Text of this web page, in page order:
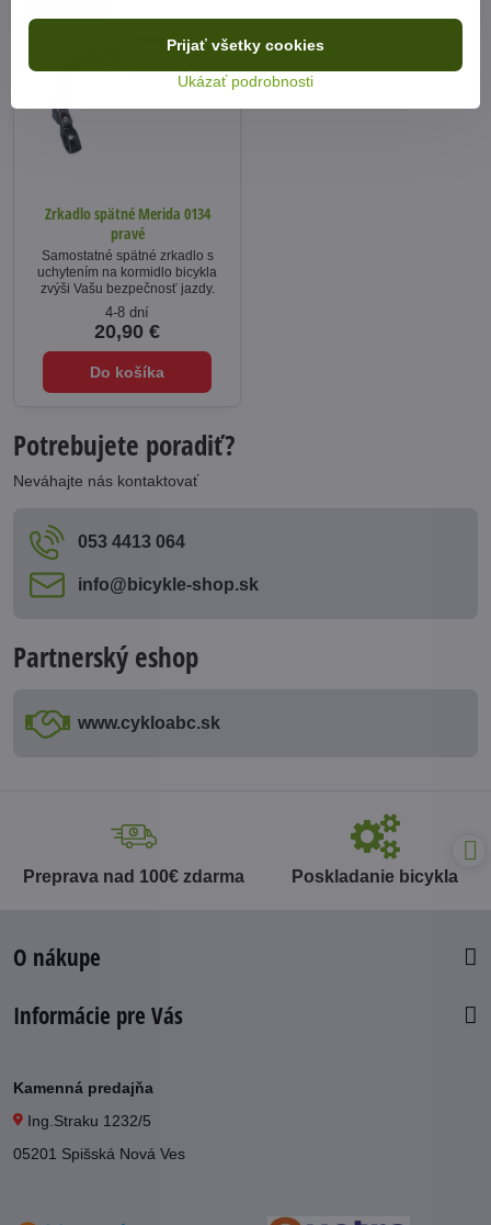
Zrkadlo spätné Merida 0134
pravé
Samostatné spätné zrkadlo s
uchytením na kormidlo bicykla
zvýši Vašu bezpečnosť jazdy.
4-8 dní
20,90 €
Do košíka
Potrebujete poradiť?
Neváhajte nás kontaktovať
053 4413 064
info​@bicykle-shop​.sk
Partnerský eshop
www​.cykloabc​.sk
Preprava nad 100€ zdarma Poskladanie bicykla
O nákupe
Informácie pre Vás
Kamenná predajňa
Ing.Straku 1232/5
05201 Spišská Nová Ves
Ukázať podrobnosti
Prijať všetky cookies